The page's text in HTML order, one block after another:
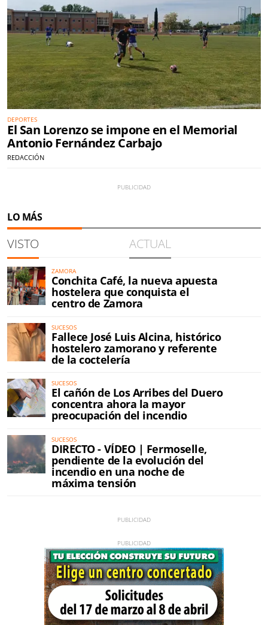
DEPORTES
El San Lorenzo se impone en el Memorial
Antonio Fernández Carbajo
REDACCIÓN
LO MÁS
VISTO ACTUAL
ZAMORA
Conchita Café, la nueva apuesta
hostelera que conquista el
centro de Zamora
SUCESOS
Fallece José Luis Alcina, histórico
hostelero zamorano y referente
de la coctelería
SUCESOS
El cañón de Los Arribes del Duero
concentra ahora la mayor
preocupación del incendio
SUCESOS
DIRECTO - VÍDEO | Fermoselle,
pendiente de la evolución del
incendio en una noche de
máxima tensión